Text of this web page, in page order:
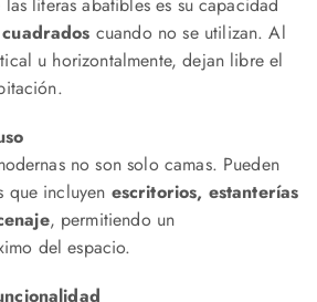
literas abatibles es su capacidad
cuando no se utilizan. Al
u horizontalmente, dejan libre el
no son solo camas. Pueden
que incluyen escritorios, estanterías
, permitiendo un
del espacio.